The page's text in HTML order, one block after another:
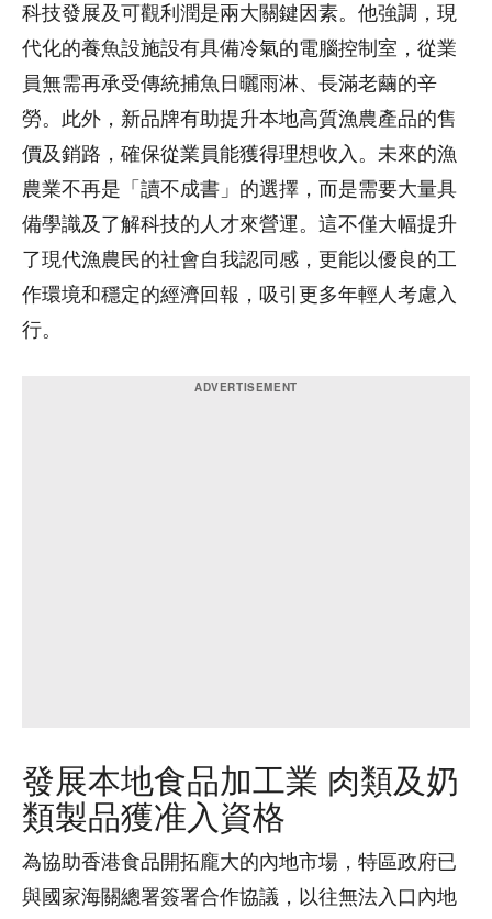
科技發展及可觀利潤是兩大關鍵因素。他強調，現
代化的養魚設施設有具備冷氣的電腦控制室，從業
員無需再承受傳統捕魚日曬雨淋、長滿老繭的辛
勞。此外，新品牌有助提升本地高質漁農產品的售
價及銷路，確保從業員能獲得理想收入。未來的漁
農業不再是「讀不成書」的選擇，而是需要大量具
備學識及了解科技的人才來營運。這不僅大幅提升
了現代漁農民的社會自我認同感，更能以優良的工
作環境和穩定的經濟回報，吸引更多年輕人考慮入
行。
發展本地食品加工業 肉類及奶
類製品獲准入資格
為協助香港食品開拓龐大的內地市場，特區政府已
與國家海關總署簽署合作協議，以往無法入口內地